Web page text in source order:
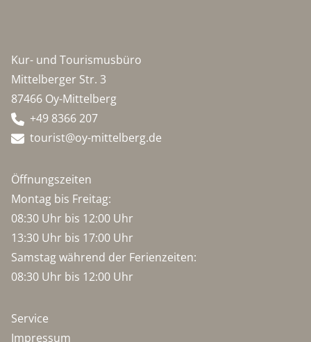
Kur- und Tourismusbüro
Mittelberger Str. 3
87466 Oy-Mittelberg
+49 8366 207
tourist@oy-mittelberg.de
Öffnungszeiten
Montag bis Freitag:
08:30 Uhr bis 12:00 Uhr
13:30 Uhr bis 17:00 Uhr
Samstag während der Ferienzeiten:
08:30 Uhr bis 12:00 Uhr
Service
Impressum